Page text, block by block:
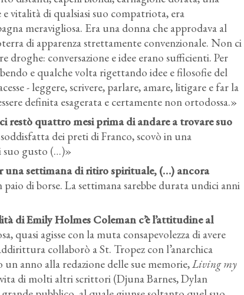
vitalità di qualsiasi suo compatriota, era
meravigliosa. Era una donna che approdava al
di apparenza strettamente convenzionale. Non ci
droghe: conversazione e idee erano sufficienti. Per
e qualche volta rigettando idee e filosofie del
- leggere, scrivere, parlare, amare, litigare e far la
definita esagerata e certamente non ortodossa.»
restò quattro mesi prima di andare a trovare suo
dei preti di Franco, scovò in una
suo gusto (…)»
una settimana di ritiro spirituale, (…) ancora
di borse. La settimana sarebbe durata undici anni
di Emily Holmes Coleman c’è l’attitudine al
quasi agisse con la muta consapevolezza di avere
collaborò a St. Tropez con l’anarchica
un anno alla redazione delle sue memorie,Living my
di molti altri scrittori (Djuna Barnes, Dylan